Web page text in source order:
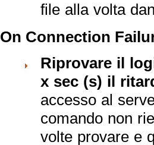
file alla volta
On Connection
Riprovare il
x sec (s) il
accesso al
comando non
volte provare e